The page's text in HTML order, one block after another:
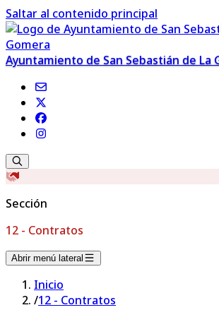
Saltar al contenido principal
Ayuntamiento de San Sebastián de La
Sección
12 - Contratos
Abrir menú lateral
Inicio
/12 - Contratos